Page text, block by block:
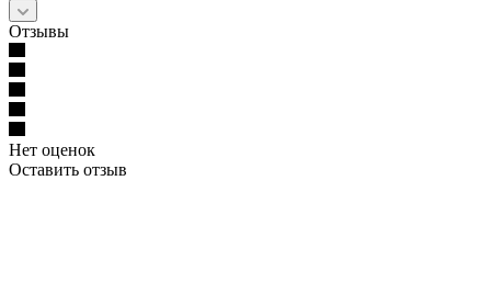
Отзывы
Нет оценок
Оставить отзыв